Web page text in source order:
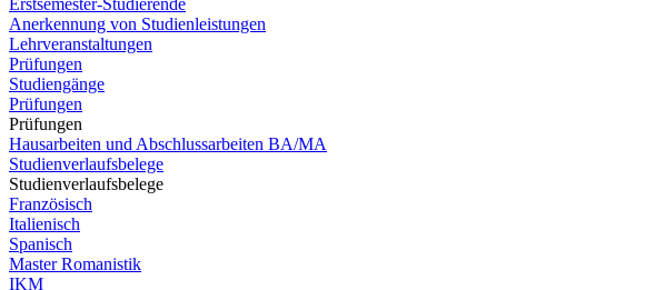
Erstsemester-Studierende
Anerkennung von Studienleistungen
Lehrveranstaltungen
Prüfungen
Studiengänge
Prüfungen
Prüfungen
Hausarbeiten und Abschlussarbeiten BA/MA
Studienverlaufsbelege
Studienverlaufsbelege
Französisch
Italienisch
Spanisch
Master Romanistik
IKM